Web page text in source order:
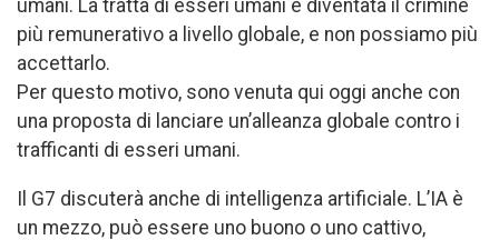
umani. La tratta di esseri umani è diventata il crimine
più remunerativo a livello globale, e non possiamo più
accettarlo.
Per questo motivo, sono venuta qui oggi anche con
una proposta di lanciare un’alleanza globale contro i
trafficanti di esseri umani.
Il G7 discuterà anche di intelligenza artificiale. L’IA è
un mezzo, può essere uno buono o uno cattivo,